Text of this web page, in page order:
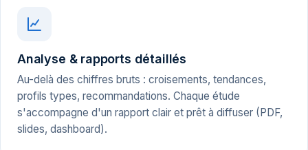
Analyse & rapports détaillés
Au-delà des chiffres bruts : croisements, tendances,
profils types, recommandations. Chaque étude
s'accompagne d'un rapport clair et prêt à diffuser (PDF,
slides, dashboard).